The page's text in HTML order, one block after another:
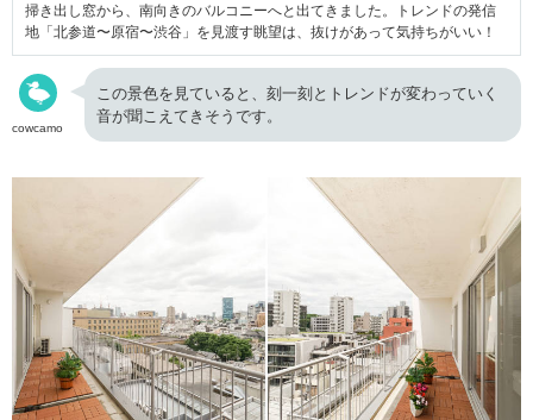
掃き出し窓から、南向きのバルコニーへと出てきました。トレンドの発信
地「北参道〜原宿〜渋谷」を見渡す眺望は、抜けがあって気持ちがいい！
cowcamo
この景色を見ていると、刻一刻とトレンドが変わっていく
音が聞こえてきそうです。